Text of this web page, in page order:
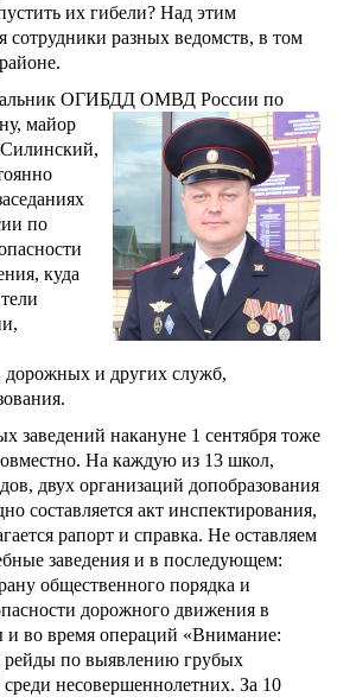
их гибели? Над этим
сотрудники разных ведомств, в том
ОГИБДД ОМВД России по
майор
по
куда
дорожных и других служб,
заведений накануне 1 сентября тоже
На каждую из 13 школ,
двух организаций допобразования
составляется акт инспектирования,
рапорт и справка. Не оставляем
заведения и в последующем:
общественного порядка и
дорожного движения в
и во время операций «Внимание:
рейды по выявлению грубых
несовершеннолетних. За 10